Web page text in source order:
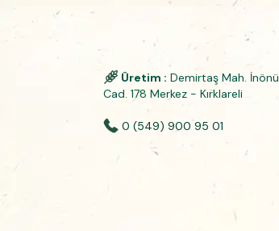
Üretim : Demirtaş Mah. İnönü
Cad. 178 Merkez - Kırklareli
0 (549) 900 95 01